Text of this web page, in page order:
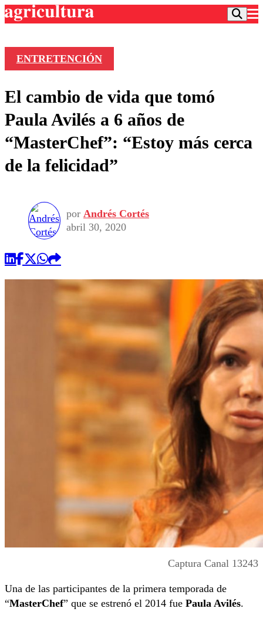
Frecuencias
Agricultura TV
Deportes
Colo Colo
Motor
Torneo Internacional
Torneo Nacional
Entretención
Noticias
Internacional
Nacional
Vida Social
Programas
Comercial
ENTRETENCIÓN
El cambio de vida que tomó
Paula Avilés a 6 años de
“MasterChef”: “Estoy más cerca
de la felicidad”
por Andrés Cortés
abril 30, 2020
Captura Canal 13243
Una de las participantes de la primera temporada de
“MasterChef” que se estrenó el 2014 fue Paula Avilés.